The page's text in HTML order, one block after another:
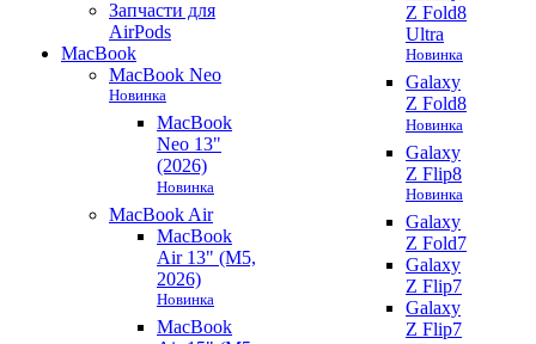
Запчасти для
AirPods
MacBook
MacBook Neo
Новинка
MacBook
Neo 13"
(2026)
Новинка
MacBook Air
MacBook
Air 13" (M5,
2026)
Новинка
MacBook
Z Fold8
Ultra
Новинка
Galaxy
Z Fold8
Новинка
Galaxy
Z Flip8
Новинка
Galaxy
Z Fold7
Galaxy
Z Flip7
Galaxy
Z Flip7